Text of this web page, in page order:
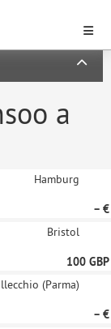
a
Hamburg
– €
Bristol
100 GBP
(Parma)
– €